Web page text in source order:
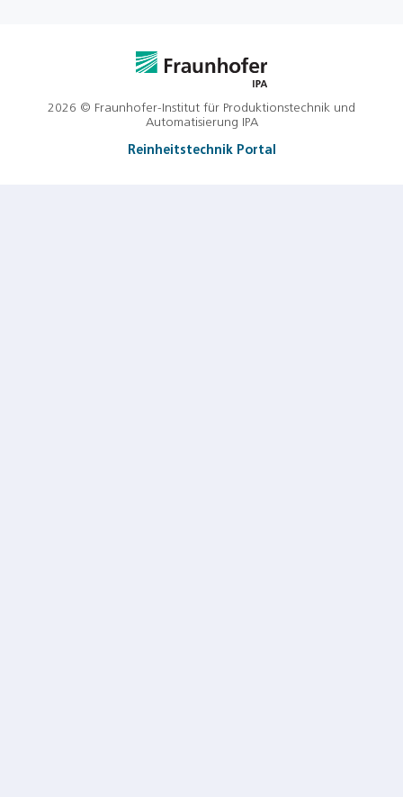
2026 © Fraunhofer-Institut für Produktionstechnik und
Automatisierung IPA
Reinheitstechnik Portal